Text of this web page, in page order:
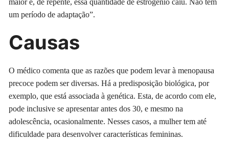
um período de adaptação”.
Causas
O médico comenta que as razões que podem levar à menopausa
precoce podem ser diversas. Há a predisposição biológica, por
exemplo, que está associada à genética. Esta, de acordo com ele,
pode inclusive se apresentar antes dos 30, e mesmo na
adolescência, ocasionalmente. Nesses casos, a mulher tem até
dificuldade para desenvolver características femininas.